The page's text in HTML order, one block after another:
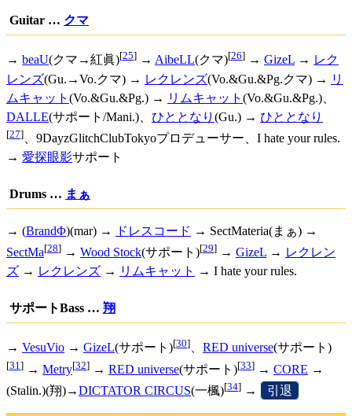
Guitar … クマ
→ beaU(クマ→紅眞)[25] → AibeLL(クマ)[26] → GizeL → レク
レンズ(Gu.→Vo.クマ) → レクレンズ(Vo.&Gu.&Pg.クマ) → リ
ムキャット (Vo.&Gu.&Pg.) → リムキャット (Vo.&Gu.&Pg.)、
DALLE(サポート/Mani.)、 ひととなり (Gu.) → ひととなり
[27] 、9DayzGlitchClubTokyoプロデューサー、I hate your rules.
→ 愛探眼影サポート
Drums … まぁ
→ (BrandΦ)(mar) → ドレスコード → SectMateria(まぁ) →
SectMa[28] → Wood Stock(サポート)[29] → GizeL → レクレン
ズ → レクレンズ → リムキャット → I hate your rules.
サポートBass … 翔
→ VesuVio → GizeL(サポート)[30]、 RED universe(サポート)
[31 ] → Metry[32] → RED universe(サポート)[33] → CORE →
(Stalin.)(翔)→DICTATOR CIRCUS(一楓)[34] → 引退